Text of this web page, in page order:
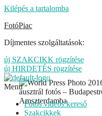
Kilépés a tartalomba
FotóPiac
Díjmentes szolgáltatások:
új SZAKCIKK rögzítése
új HIRDETÉS rögzítése
Menu
Fotós videós kereső
Szakcikkek